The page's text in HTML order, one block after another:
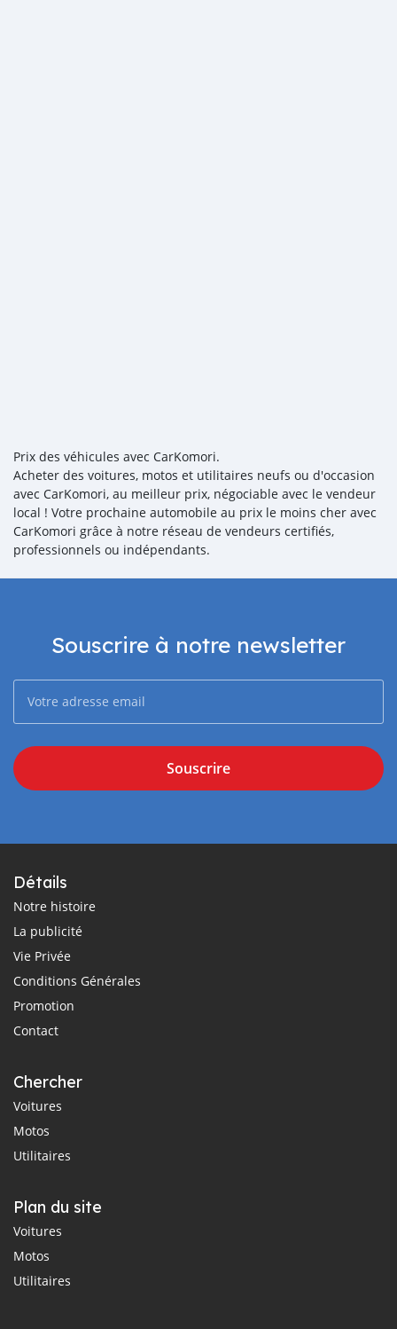
Prix des véhicules avec CarKomori.
Acheter des voitures, motos et utilitaires neufs ou d'occasion
avec CarKomori, au meilleur prix, négociable avec le vendeur
local ! Votre prochaine automobile au prix le moins cher avec
CarKomori grâce à notre réseau de vendeurs certifiés,
professionnels ou indépendants.
Souscrire à notre newsletter
Souscrire
Détails
Notre histoire
La publicité
Vie Privée
Conditions Générales
Promotion
Contact
Chercher
Voitures
Motos
Utilitaires
Plan du site
Voitures
Motos
Utilitaires